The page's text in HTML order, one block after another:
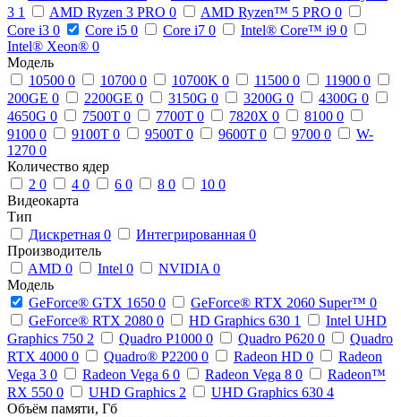
3 1 AMD Ryzen 3 PRO 0 AMD Ryzen™ 5 PRO 0
Core i3 0 Core i5 0 Core i7 0 Intel® Core™ i9 0
Intel® Xeon® 0
Модель
10500 0 10700 0 10700K 0 11500 0 11900 0
200GE 0 2200GE 0 3150G 0 3200G 0 4300G 0
4650G 0 7500T 0 7700T 0 7820X 0 8100 0
9100 0 9100T 0 9500T 0 9600T 0 9700 0
W-
1270 0
Количество ядер
2 0 4 0 6 0 8 0 10 0
Видеокарта
Тип
Дискретная 0 Интегрированная 0
Производитель
AMD 0 Intel 0 NVIDIA 0
Модель
GeForce® GTX 1650 0 GeForce® RTX 2060 Super™ 0
GeForce® RTX 2080 0 HD Graphics 630 1
Intel UHD
Graphics 750 2 Quadro P1000 0 Quadro P620 0
Quadro
RTX 4000 0 Quadro® P2200 0 Radeon HD 0
Radeon
Vega 3 0 Radeon Vega 6 0 Radeon Vega 8 0
Radeon™
RX 550 0 UHD Graphics 2 UHD Graphics 630 4
Объём памяти, Гб